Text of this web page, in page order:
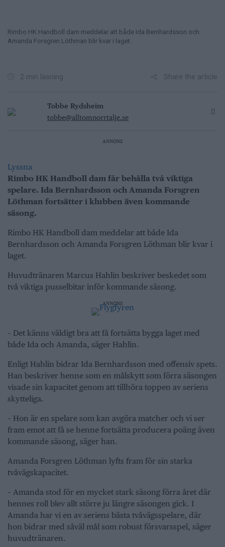
Rimbo HK Handboll dam meddelar att både Ida Bernhardsson och
Amanda Forsgren Löthman blir kvar i laget.
2 min läsning Share the article
Tobbe Rydsheim
tobbe@alltomnorrtalje.se
ANNONS
Lyssna
Rimbo HK Handboll dam får behålla två viktiga
spelare. Ida Bernhardsson och Amanda Forsgren
Löthman fortsätter i klubben även kommande
säsong.
Rimbo HK Handboll dam meddelar att både Ida
Bernhardsson och Amanda Forsgren Löthman blir kvar i
laget.
Huvudtränaren Marcus Hahlin beskriver beskedet som
två viktiga pusselbitar inför kommande säsong.
ANNONS
– Det känns väldigt bra att få fortsätta bygga laget med
både Ida och Amanda, säger Hahlin.
Enligt Hahlin bidrar Ida Bernhardsson med offensiv spets.
Han beskriver henne som en målskytt som förra säsongen
visade sin kapacitet genom att tillhöra toppen av seriens
skytteliga.
– Hon är en spelare som kan avgöra matcher och vi ser
fram emot att få se henne fortsätta producera poäng även
kommande säsong, säger han.
Amanda Forsgren Löthman lyfts fram för sin starka
tvåvägskapacitet.
– Amanda stod för en mycket stark säsong förra året där
hennes roll blev allt större ju längre säsongen gick. I
Amanda har vi en av seriens bästa tvåvägsspelare, där
hon bidrar med såväl mål som robust försvarsspel, säger
huvudtränaren.